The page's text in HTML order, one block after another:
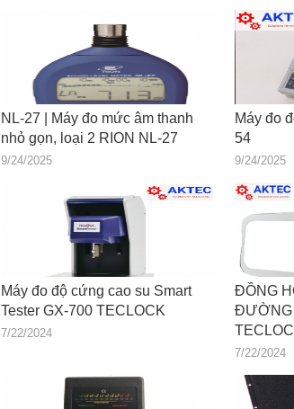
NL-27 | Máy đo mức âm thanh
nhỏ gọn, loại 2 RION NL-27
9/24/2025
Máy đo
54
9/24/2025
Máy đo độ cứng cao su Smart
Tester GX-700 TECLOCK
7/22/2024
ĐỒNG
ĐƯỜNG
7/22/2024